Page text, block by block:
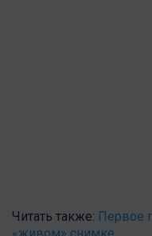
Читать также: Первое